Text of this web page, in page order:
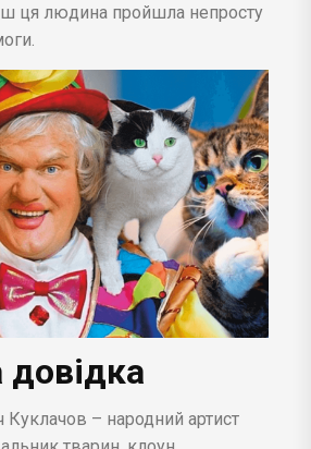
ця людина пройшла непросту
довідка
– народний артист